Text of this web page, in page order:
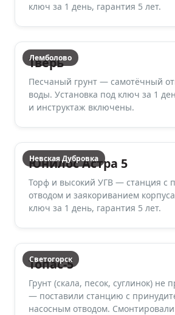
ключ за 1 день, гарантия 5 лет.
Лемболово
Тверь
Песчаный грунт — самотёчный
воды. Установка под ключ за 1
и инструктаж включены.
Невская Дубровка
Юнилос Астра 5
Торф и высокий УГВ — станция с
отводом и заякориванием
ключ за 1 день, гарантия 5 лет.
Светогорск
Топас-5
Грунт (скала, песок, суглинок) не
— поставили станцию с
насосным отводом. Смонтировали